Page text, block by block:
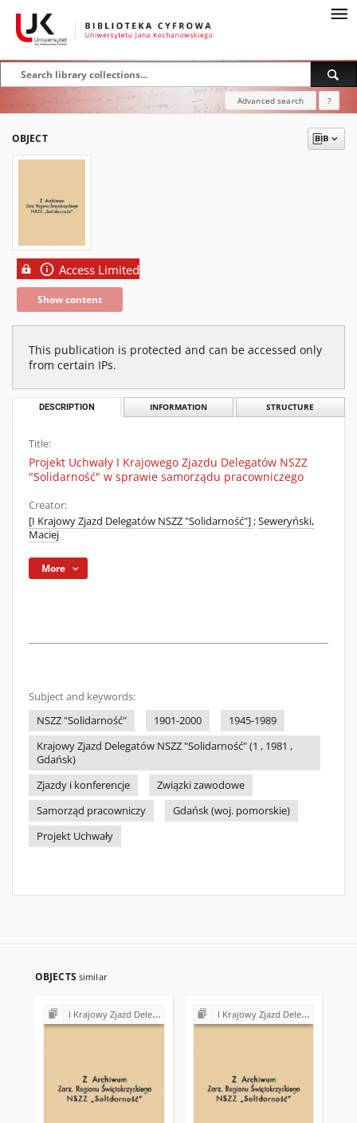
Advanced search ?
OBJECT
Access Limited
Show content
This publication is protected and can be accessed only
from certain IPs.
DESCRIPTION INFORMATION STRUCTURE
Title:
Projekt Uchwały I Krajowego Zjazdu Delegatów NSZZ
"Solidarność" w sprawie samorządu pracowniczego
Creator:
[I Krajowy Zjazd Delegatów NSZZ "Solidarność"];Seweryński,
Maciej
More
Subject and keywords:
NSZZ "Solidarność"
1901-2000
1945-1989
Krajowy Zjazd Delegatów NSZZ "Solidarność" (1 , 1981 ,
Gdańsk)
Zjazdy i konferencje
Związki zawodowe
Samorząd pracowniczy
Gdańsk (woj. pomorskie)
Projekt Uchwały
OBJECTS similar
I Krajowy Zjazd Delegatów NSZZ "Solidarność" (1981) I Krajowy Zjazd Delegatów NSZZ "Solidarność" (1981)